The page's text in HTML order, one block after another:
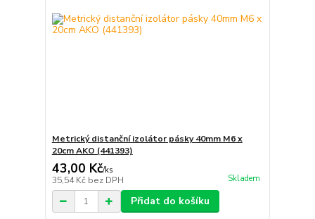
Metrický distanční izolátor pásky 40mm M6 x
20cm AKO (441393)
43,00 Kč/ks
35,54 Kč bez DPH Skladem
Přidat do košíku